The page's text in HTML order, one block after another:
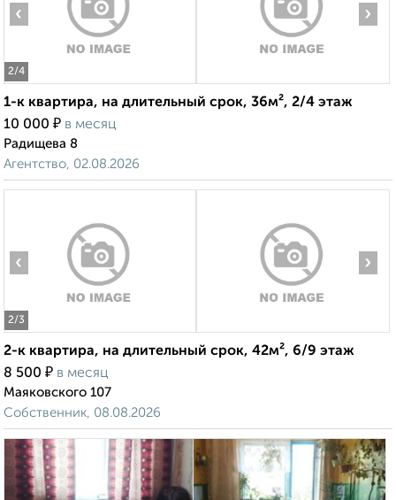
2/4
‹ ›
1-к квартира, на длительный срок, 36м², 2/4 этаж
10 000 ₽ в месяц
Радищева 8
Агентство, 02.08.2026
2/3
‹ ›
2-к квартира, на длительный срок, 42м², 6/9 этаж
8 500 ₽ в месяц
Маяковского 107
Собственник, 08.08.2026